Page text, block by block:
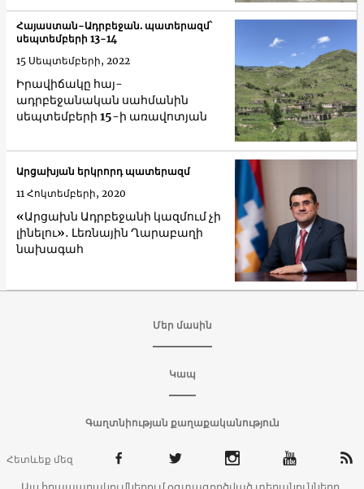
Իրավիճակը հայ-
ադրբեջանական սահմանին
սեպտեմբերի 15-ի առավոտյան
Հայաստան-Ադրբեջան. պատերազմ՝
սեպտեմբերի 13-14
15 Սեպտեմբերի, 2022
«Արցախն Ադրբեջանի կազմում չի
լինելու»․ Լեռնային Ղարաբաղի
նախագահ
Արցախյան երկրորդ պատերազմ
11 Հոկտեմբերի, 2020
Մեր մասին
Կապ
Գաղտնիության քաղաքականություն
Հետևեք մեզ